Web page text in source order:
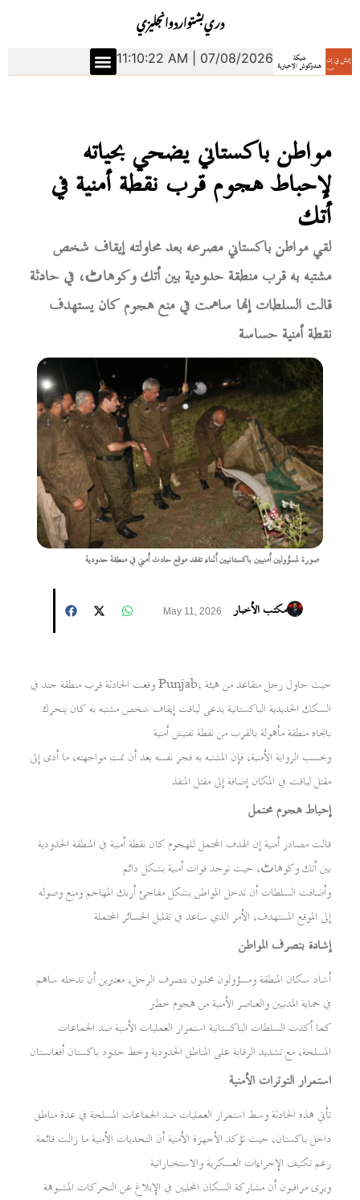
انجليزياردوبشتودري
11:10:23 AM | 07/08/2026
مواطن باكستاني يضحي بحياته
لإحباط هجوم قرب نقطة أمنية في
أتك
لقي مواطن باكستاني مصرعه بعد محاولته إيقاف شخص
مشتبه به قرب منطقة حدودية بين أتك وكوهاٹ، في حادثة
قالت السلطات إنها ساهمت في منع هجوم كان يستهدف
نقطة أمنية حساسة
صورة لمسؤولين أمنيين باكستانيين أثناء تفقد موقع حادث أمني في منطقة حدودية
مكتب الأخبار May 11, 2026
وقعت الحادثة قرب منطقة جند في Punjab، حيث حاول رجل متقاعد من هيئة
السكك الحديدية الباكستانية يدعى لياقت إيقاف شخص مشتبه به كان يتحرك
باتجاه منطقة مأهولة بالقرب من نقطة تفتيش أمنية
وبحسب الرواية الأمنية، فإن المشتبه به فجر نفسه بعد أن تمت مواجهته، ما أدى إلى
مقتل لياقت في المكان إضافة إلى مقتل المنفذ
إحباط هجوم محتمل
قالت مصادر أمنية إن الهدف المحتمل للهجوم كان نقطة أمنية في المنطقة الحدودية
بين أتك وكوهاٹ، حيث توجد قوات أمنية بشكل دائم
وأضافت السلطات أن تدخل المواطن بشكل مفاجئ أربك المهاجم ومنع وصوله
إلى الموقع المستهدف، الأمر الذي ساعد في تقليل الخسائر المحتملة
إشادة بتصرف المواطن
أشاد سكان المنطقة ومسؤولون محليون بتصرف الرجل، معتبرين أن تدخله ساهم
في حماية المدنيين والعناصر الأمنية من هجوم خطير
كما أكدت السلطات الباكستانية استمرار العمليات الأمنية ضد الجماعات
المسلحة، مع تشديد الرقابة على المناطق الحدودية وخط حدود باكستان أفغانستان
استمرار التوترات الأمنية
تأتي هذه الحادثة وسط استمرار العمليات ضد الجماعات المسلحة في عدة مناطق
داخل باكستان، حيث تؤكد الأجهزة الأمنية أن التحديات الأمنية ما زالت قائمة
رغم تكثيف الإجراءات العسكرية والاستخباراتية
ويرى مراقبون أن مشاركة السكان المحليين في الإبلاغ عن التحركات المشبوهة